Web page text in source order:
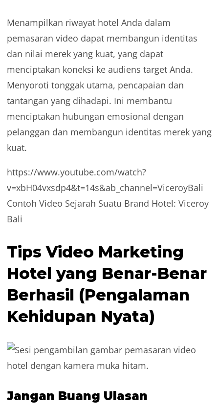
Menampilkan riwayat hotel Anda dalam
pemasaran video dapat membangun identitas
dan nilai merek yang kuat, yang dapat
menciptakan koneksi ke audiens target Anda.
Menyoroti tonggak utama, pencapaian dan
tantangan yang dihadapi. Ini membantu
menciptakan hubungan emosional dengan
pelanggan dan membangun identitas merek yang
kuat.
https://www.youtube.com/watch?
v=xbH04vxsdp4&t=14s&ab_channel=ViceroyBali
Contoh Video Sejarah Suatu Brand Hotel: Viceroy
Bali
Tips Video Marketing
Hotel yang Benar-Benar
Berhasil (Pengalaman
Kehidupan Nyata)
Jangan Buang Ulasan